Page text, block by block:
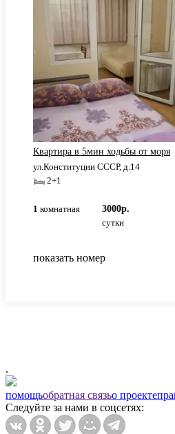
Квартира в 5мин ходьбы от моря
ул.Конституции СССР, д.14
2+1
1 комнатная
3000р.
сутки
показать номер
.
помощьобратная связьо проекте
Следуйте за нами в соцсетях: